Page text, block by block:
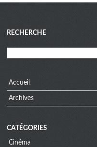
Blog
menu
RECHERCHE
Accueil
Archives
CATÉGORIES
Cinéma